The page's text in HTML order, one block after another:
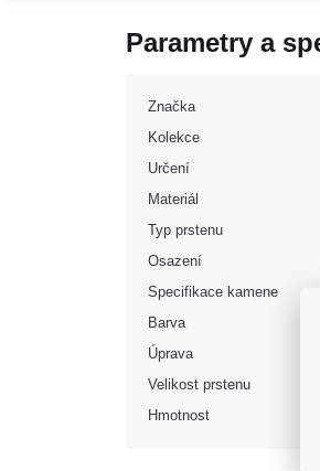
Parametry a
Značka
Kolekce
Určení
Materiál
Typ prstenu
Osazení
Specifikace kamene
Barva
Úprava
Velikost prstenu
Hmotnost